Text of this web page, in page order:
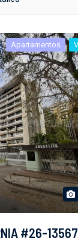
Apartamentos
#26-13567